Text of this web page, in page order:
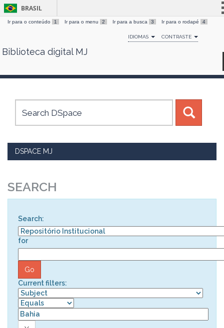
Skip
BRASIL
Simplifique!
Comunica BR
Canais
Ir para o conteúdo 1 Ir para o menu 2 Ir para a busca 3 Ir para o rodapé 4
IDIOMAS CONTRASTE
Biblioteca digital MJ
DSPACE MJ
SEARCH
Search:
for
Current filters: